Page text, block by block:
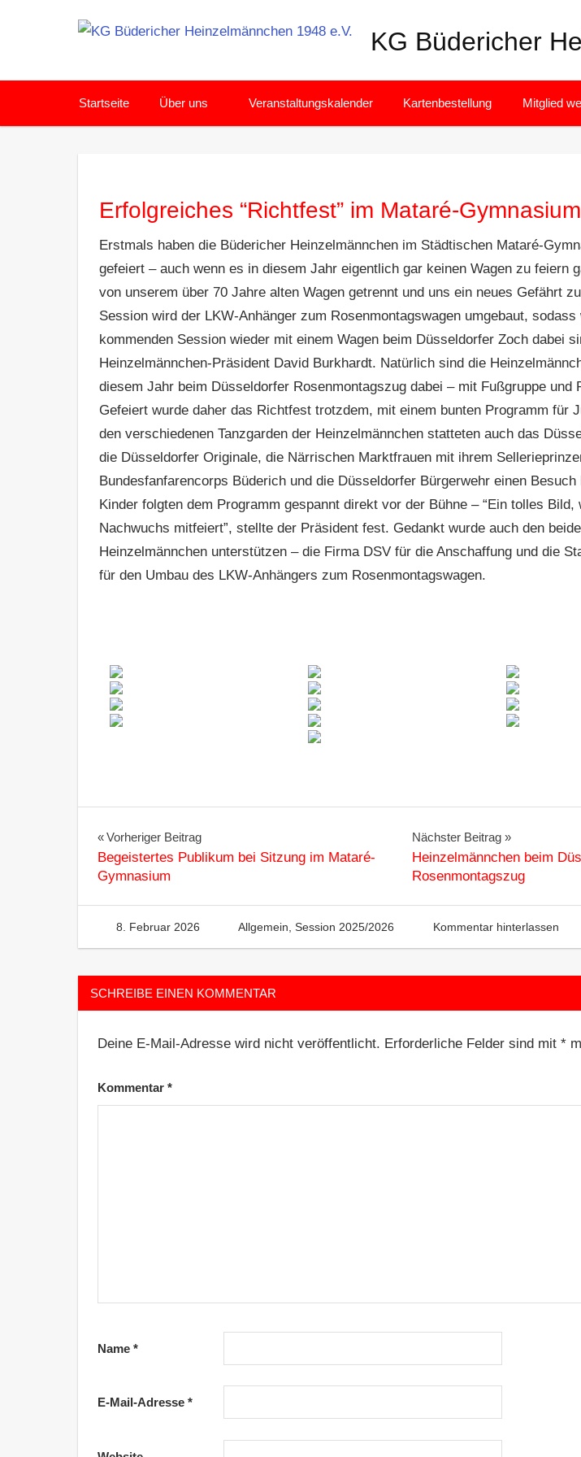
KG Büdericher
in
Meerbusch
Startseite Über uns Veranstaltungskalender Kartenbestellung Mitglied
Erfolgreiches “Richtfest” im Mataré-Gymnasium
Erstmals haben die Büdericher Heinzelmännchen im Städtischen Mataré-
gefeiert – auch wenn es in diesem Jahr eigentlich gar keinen Wagen zu feiern
von unserem über 70 Jahre alten Wagen getrennt und uns ein neues Gefährt
Session wird der LKW-Anhänger zum Rosenmontagswagen umgebaut, sodass
kommenden Session wieder mit einem Wagen beim Düsseldorfer Zoch dabei
Heinzelmännchen-Präsident David Burkhardt. Natürlich sind die
diesem Jahr beim Düsseldorfer Rosenmontagszug dabei – mit Fußgruppe und
Gefeiert wurde daher das Richtfest trotzdem, mit einem bunten Programm für
den verschiedenen Tanzgarden der Heinzelmännchen statteten auch das
die Düsseldorfer Originale, die Närrischen Marktfrauen mit ihrem
Bundesfanfarencorps Büderich und die Düsseldorfer Bürgerwehr einen Besuch
Kinder folgten dem Programm gespannt direkt vor der Bühne – “Ein tolles Bild,
Nachwuchs mitfeiert”, stellte der Präsident fest. Gedankt wurde auch den
Heinzelmännchen unterstützen – die Firma DSV für die Anschaffung und die
für den Umbau des LKW-Anhängers zum Rosenmontagswagen.
Beitragsnavigation
Vorheriger Beitrag
Begeistertes Publikum bei Sitzung im Mataré-
Gymnasium
Nächster Beitrag
Heinzelmännchen beim
Rosenmontagszug
8. Februar 2026 Heinzelm
Allgemein ,Session 2025/2026 Kommentar hinterlassen
SCHREIBE EINEN KOMMENTAR
Deine E-Mail-Adresse wird nicht veröffentlicht. Erforderliche Felder sind mit *
Kommentar *
Name *
E-Mail-Adresse *